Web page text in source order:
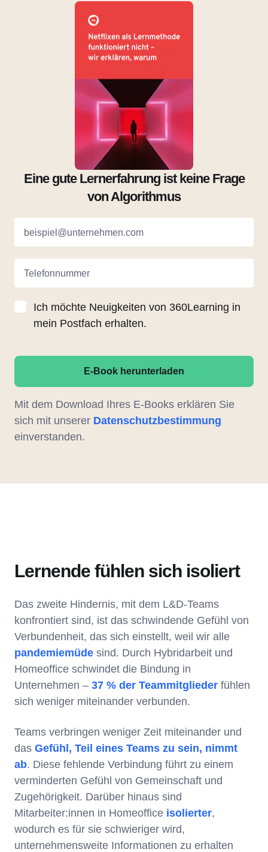
Eine gute Lernerfahrung ist keine Frage
von Algorithmus
beispiel@unternehmen.com
Telefonnummer
Ich möchte Neuigkeiten von 360Learning in
mein Postfach erhalten.
E-Book herunterladen
Mit dem Download Ihres E-Books erklären Sie
sich mit unserer Datenschutzbestimmung
einverstanden.
Lernende fühlen sich isoliert
Das zweite Hindernis, mit dem L&D-Teams
konfrontiert sind, ist das schwindende Gefühl von
Verbundenheit, das sich einstellt, weil wir alle
pandemiemüde sind. Durch Hybridarbeit und
Homeoffice schwindet die Bindung in
Unternehmen – 37 % der Teammitglieder fühlen
sich weniger miteinander verbunden.
Teams verbringen weniger Zeit miteinander und
das Gefühl, Teil eines Teams zu sein, nimmt
ab. Diese fehlende Verbindung führt zu einem
verminderten Gefühl von Gemeinschaft und
Zugehörigkeit. Darüber hinaus sind
Mitarbeiter:innen in Homeoffice isolierter,
wodurch es für sie schwieriger wird,
unternehmensweite Informationen zu erhalten